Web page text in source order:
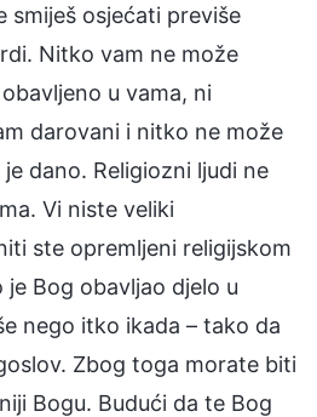
smiješ osjećati previše
Nitko vam ne može
u vama, ni
darovani i nitko ne može
dano. Religiozni ljudi ne
Vi niste veliki
ste opremljeni religijskom
Bog obavljao djelo u
nego itko ikada – tako da
Zbog toga morate biti
Bogu. Budući da te Bog